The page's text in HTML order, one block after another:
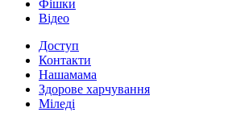
Фішки
Відео
Доступ
Контакти
Нашамама
Здорове харчування
Міледі